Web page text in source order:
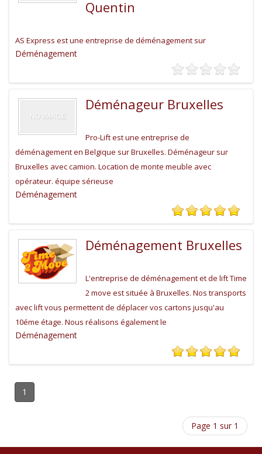
Quentin
AS Express est une entreprise de déménagement sur
Déménagement
Déménageur Bruxelles
Pro-Lift est une entreprise de
déménagement en Belgique sur Bruxelles. Déménageur sur
Bruxelles avec camion. Location de monte meuble avec
opérateur. équipe sérieuse
Déménagement
Déménagement Bruxelles
L'entreprise de déménagement et de lift Time
2 move est située à Bruxelles. Nos transports
avec lift vous permettent de déplacer vos cartons jusqu'au
10éme étage. Nous réalisons également le
Déménagement
1
Page 1 sur 1